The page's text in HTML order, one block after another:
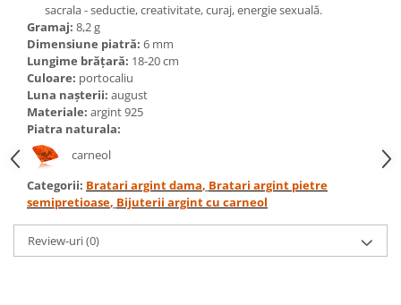
Bijuterii morganit
sacrala - seductie, creativitate, curaj, energie sexuală.
Gramaj: 8,2 g
Dimensiune piatră: 6 mm
Lungime brățară: 18-20 cm
Culoare: portocaliu
Luna nașterii: august
Materiale: argint 925
Piatra naturala:
carneol
Categorii: Bratari argint dama, Bratari argint pietre
semipretioase, Bijuterii argint cu carneol
Review-uri(0)